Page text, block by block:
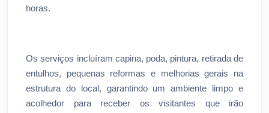
horas.
Os serviços incluíram capina, poda, pintura, retirada de
entulhos, pequenas reformas e melhorias gerais na
estrutura do local, garantindo um ambiente limpo e
acolhedor para receber os visitantes que irão